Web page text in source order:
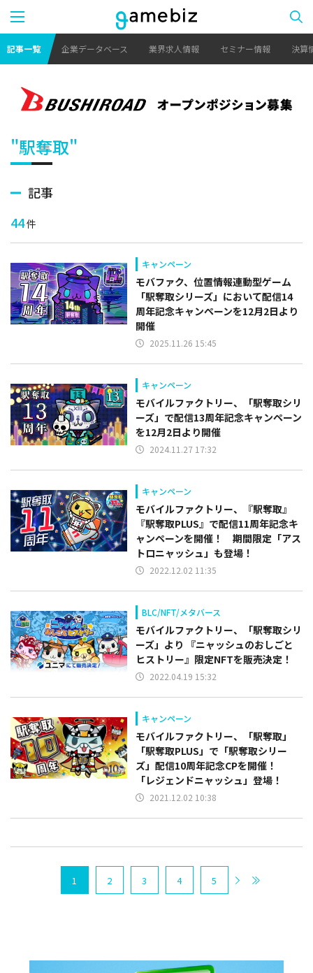
記事一覧 企業データベース 業界求人情報 セミナー情報 決算
"駅奪取"
記事
44件
キャンペーン
モバファク、位置情報連動型ゲーム
「駅奪取シリーズ」において配信14
周年記念キャンペーンを12月2日より
開催
2025.11.26 15:45
キャンペーン
モバイルファクトリー、「駅奪取シリ
ーズ」で配信13周年記念キャンペーン
を12月2日より開催
2024.11.27 17:32
キャンペーン
モバイルファクトリー、『駅奪取』
『駅奪取PLUS』で配信11周年記念キ
ャンペーンを開催！ 期間限定「アス
トロニャッシュ」も登場！
2022.12.02 11:35
BLC/NFT/メタバース
モバイルファクトリー、「駅奪取シリ
ーズ」より 『ニャッシュのおしごと
ヒストリー』限定NFTを販売決定！
2022.04.19 15:32
キャンペーン
モバイルファクトリー、「駅奪取」
「駅奪取PLUS」で「駅奪取シリー
ズ」配信10周年記念CPを開催！
「レジェンドニャッシュ」登場！
2021.12.02 10:38
1 2 3 4 5